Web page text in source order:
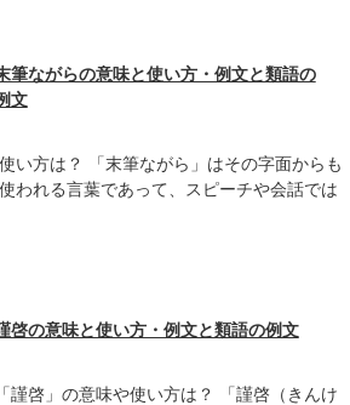
筆ながらの意味と使い方・例文と類語の
文
い方は？ 「末筆ながら」はその字面からも
われる言葉であって、スピーチや会話では
啓の意味と使い方・例文と類語の例文
「謹啓」の意味や使い方は？ 「謹啓（きんけ